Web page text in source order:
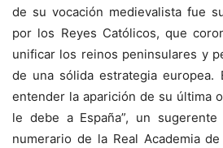
de su vocación medievalista fue
por los Reyes Católicos, que
unificar los reinos peninsulares y
de una sólida estrategia europea.
entender la aparición de su última
le debe a España”, un
numerario de la Real Academia